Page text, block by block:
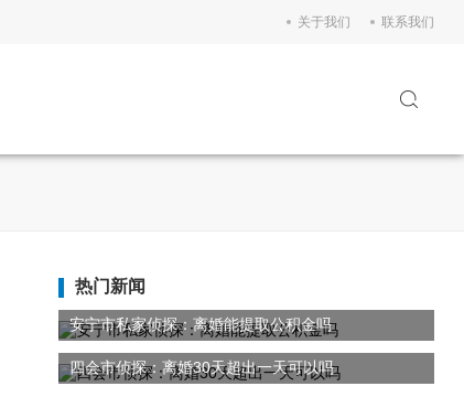
关于我们 联系我们
热门新闻
安宁市私家侦探：离婚能提取公积金吗
四会市侦探：离婚30天超出一天可以吗